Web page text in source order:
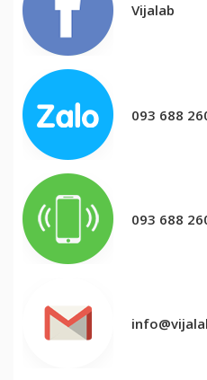
Vijalab
093 688
093 688